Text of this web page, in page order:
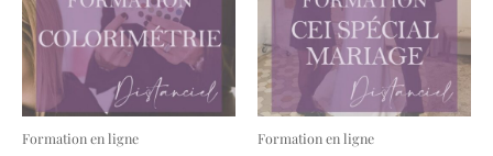
Formation en ligne Formation en ligne